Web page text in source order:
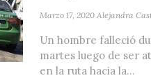
Marzo 17, 2020 Alejandra
Un hombre falleció
martes luego de ser
en la ruta hacia la...